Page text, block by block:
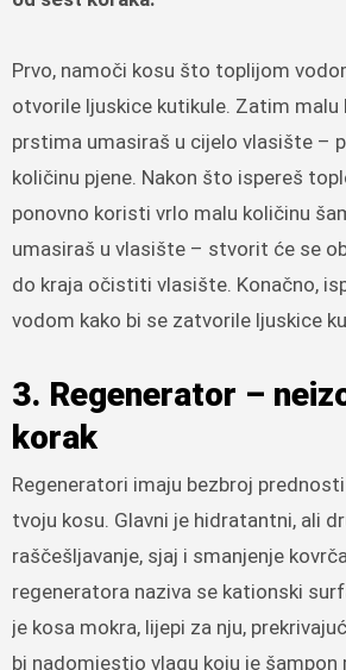
Prvo, namoči kosu što toplijom
otvorile ljuskice kutikule. Zatim malu
prstima umasiraš u cijelo vlasište –
količinu pjene. Nakon što ispereš
ponovno koristi vrlo malu količinu
umasiraš u vlasište – stvorit će se
do kraja očistiti vlasište. Konačno,
vodom kako bi se zatvorile ljuskice
3. Regenerator –
korak
Regeneratori imaju bezbroj
tvoju kosu. Glavni je hidratantni, ali
raščešljavanje, sjaj i smanjenje
regeneratora naziva se kationski
je kosa mokra, lijepi za nju,
bi nadomjestio vlagu koju je šampon